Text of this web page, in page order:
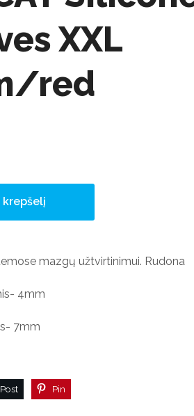
XXL
red
krepšelį
mazgų užtvirtinimui. Rudona
4mm
Post Pin